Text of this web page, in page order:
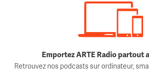
Emportez ARTE Radio partout
Retrouvez nos podcasts sur ordinateur,